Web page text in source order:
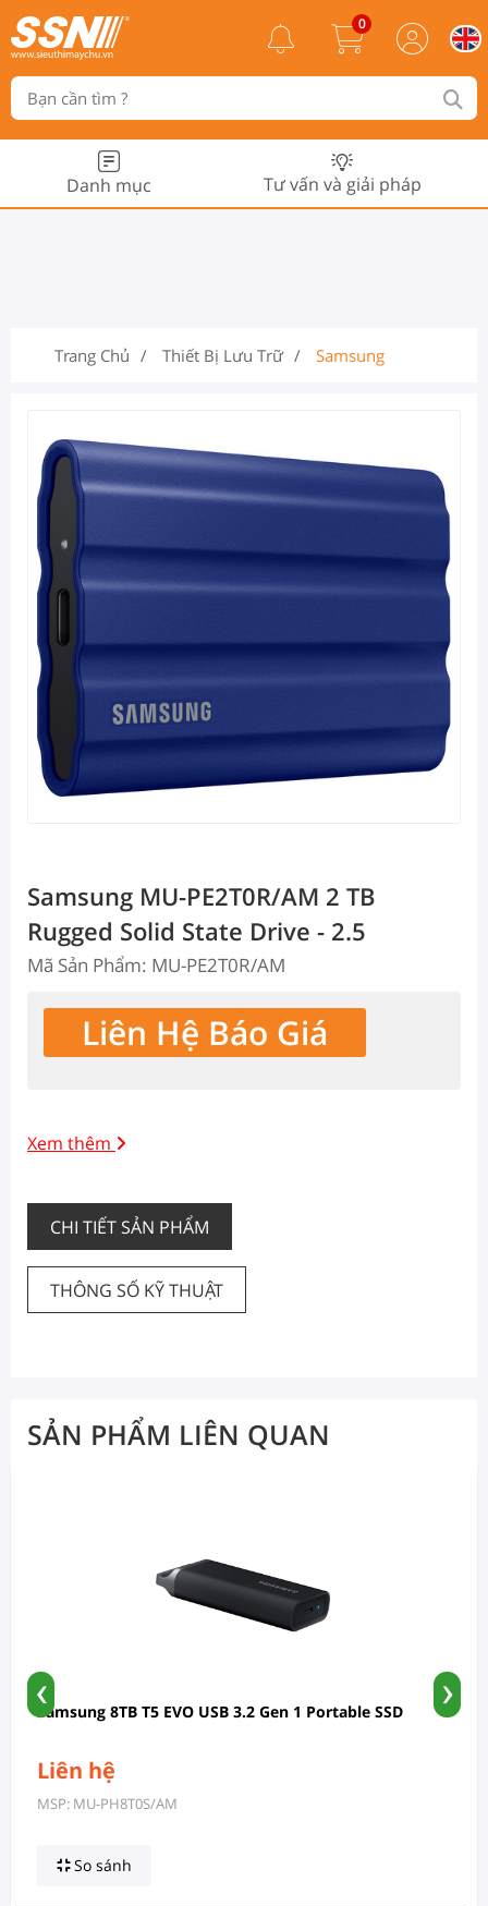
0
Danh mục Tư vấn và giải pháp
Trang Chủ Thiết Bị Lưu Trữ Samsung
Samsung MU-PE2T0R/AM 2 TB
Rugged Solid State Drive - 2.5
Mã Sản Phẩm: MU-PE2T0R/AM
Liên Hệ Báo Giá
Xem thêm
CHI TIẾT SẢN PHẨM
THÔNG SỐ KỸ THUẬT
SẢN PHẨM LIÊN QUAN
Samsung 8TB T5 EVO USB 3.2 Gen 1 Portable SSD
Liên hệ
MSP: MU-PH8T0S/AM
So sánh
‹ ›